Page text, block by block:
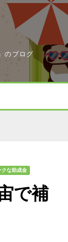
のブログ
クな助成金
で補